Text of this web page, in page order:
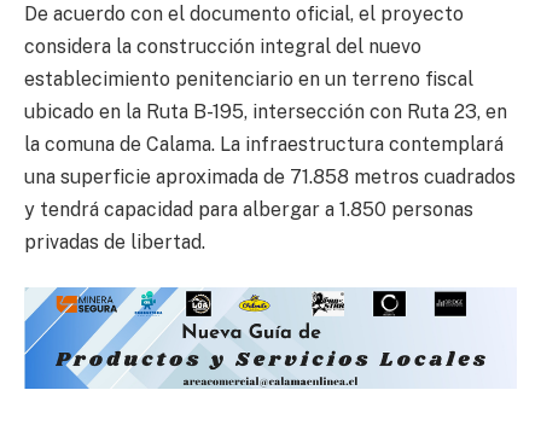
De acuerdo con el documento oficial, el proyecto
considera la construcción integral del nuevo
establecimiento penitenciario en un terreno fiscal
ubicado en la Ruta B-195, intersección con Ruta 23, en
la comuna de Calama. La infraestructura contemplará
una superficie aproximada de 71.858 metros cuadrados
y tendrá capacidad para albergar a 1.850 personas
privadas de libertad.